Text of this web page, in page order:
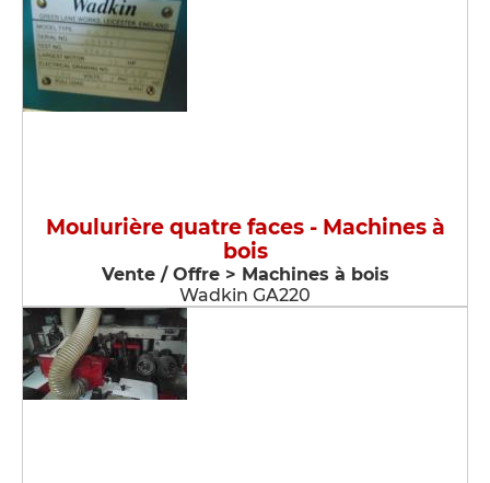
Moulurière quatre faces - Machines à
bois
Vente / Offre > Machines à bois
Wadkin GA220